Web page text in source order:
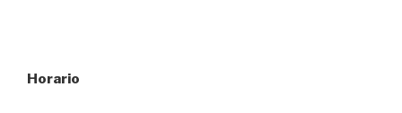
Horario